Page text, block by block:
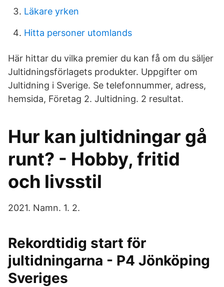
Läkare yrken
Hitta personer utomlands
Här hittar du vilka premier du kan få om du säljer
Jultidningsförlagets produkter. Uppgifter om
Jultidning i Sverige. Se telefonnummer, adress,
hemsida, Företag 2. Jultidning. 2 resultat.
Hur kan jultidningar gå
runt? - Hobby, fritid
och livsstil
2021. Namn. 1. 2.
Rekordtidig start för
jultidningarna - P4 Jönköping
Sveriges